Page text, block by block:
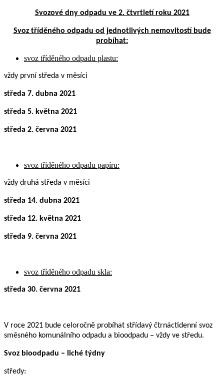
Svozové dny odpadu ve 2. čtvrtletí roku 2021
Svoz tříděného odpadu od jednotlivých nemovitostí bude
probíhat:
svoz tříděného odpadu plastu:
vždy první středa v měsíci
středa 7. dubna 2021
středa 5. května 2021
středa 2. června 2021
svoz tříděného odpadu papíru:
vždy druhá středa v měsíci
středa 14. dubna 2021
středa 12. května 2021
středa 9. června 2021
svoz tříděného odpadu skla:
středa 30. června 2021
V roce 2021 bude celoročně probíhat střídavý čtrnáctidenní svoz
směsného komunálního odpadu a bioodpadu – vždy ve středu.
Svoz bioodpadu – liché týdny
středy: